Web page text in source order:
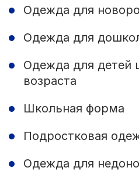
Одежда для
Одежда для
Одежда для детей
возраста
Школьная форма
Подростковая
Одежда для